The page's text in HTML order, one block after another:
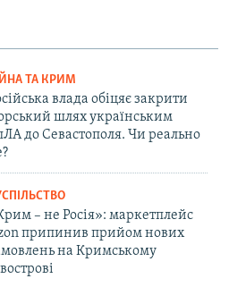
ТА КРИМ
влада обіцяє закрити
шлях українським
до Севастополя. Чи реально
– не Росія»: маркетплейс
припинив прийом нових
на Кримському